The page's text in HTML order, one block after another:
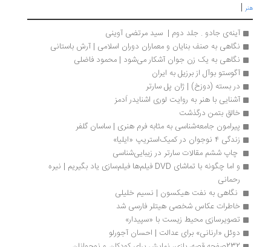
هنر |
آینه‌ی جادو . جلد دوم |  سید مرتضی آوینی
نگاهی به صنف بنایان و معماران دوران اسلامی | آرش باستانی
نگاهی به یک زن جوان آشکار می‌شود | محمود فاضلی
آگوستو بوآل از برزیل به ایران
در بسته (دوزخ) | ژان پل سارتر
آشنایی با هنر به روایت لوری اشنایدر اَدمز
خالق بتمن درگذشت
پیرامون جامعه‌شناسی به مثابه فرم هنری | ساسان گلفر
زندگی ۴ نوجوان در کمیک‌استریپ «ایلیا»
چاپ ششم مقالات سارتر در زیبایی‌شناسی
رحمانی
نگاهی به نفت هیکسون | نسیم خلیلی
خاطرات عکاس شخصی هیتلر فارسی شد
تصویرسازی محیط زیست با «سپیدار»
دوئل «ارنانی» برای عدالت | احسان آجورلو